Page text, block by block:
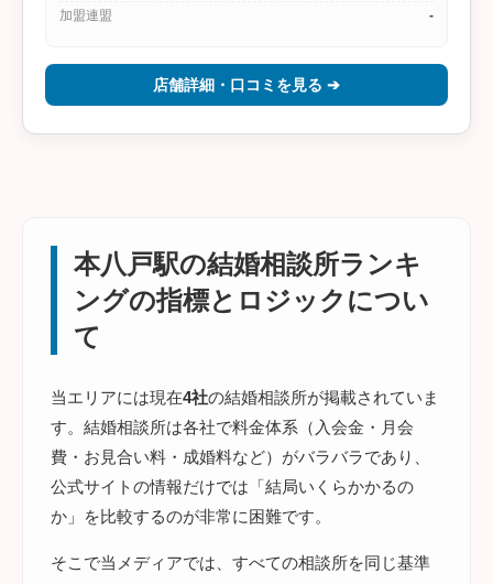
加盟連盟
-
店舗詳細・口コミを見る ➔
本八戸駅の結婚相談所ランキ
ングの指標とロジックについ
て
当エリアには現在4社の結婚相談所が掲載されていま
す。結婚相談所は各社で料金体系（入会金・月会
費・お見合い料・成婚料など）がバラバラであり、
公式サイトの情報だけでは「結局いくらかかるの
か」を比較するのが非常に困難です。
そこで当メディアでは、すべての相談所を同じ基準